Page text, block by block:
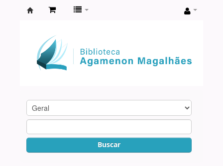
Agamenon
Magalhães
Buscar